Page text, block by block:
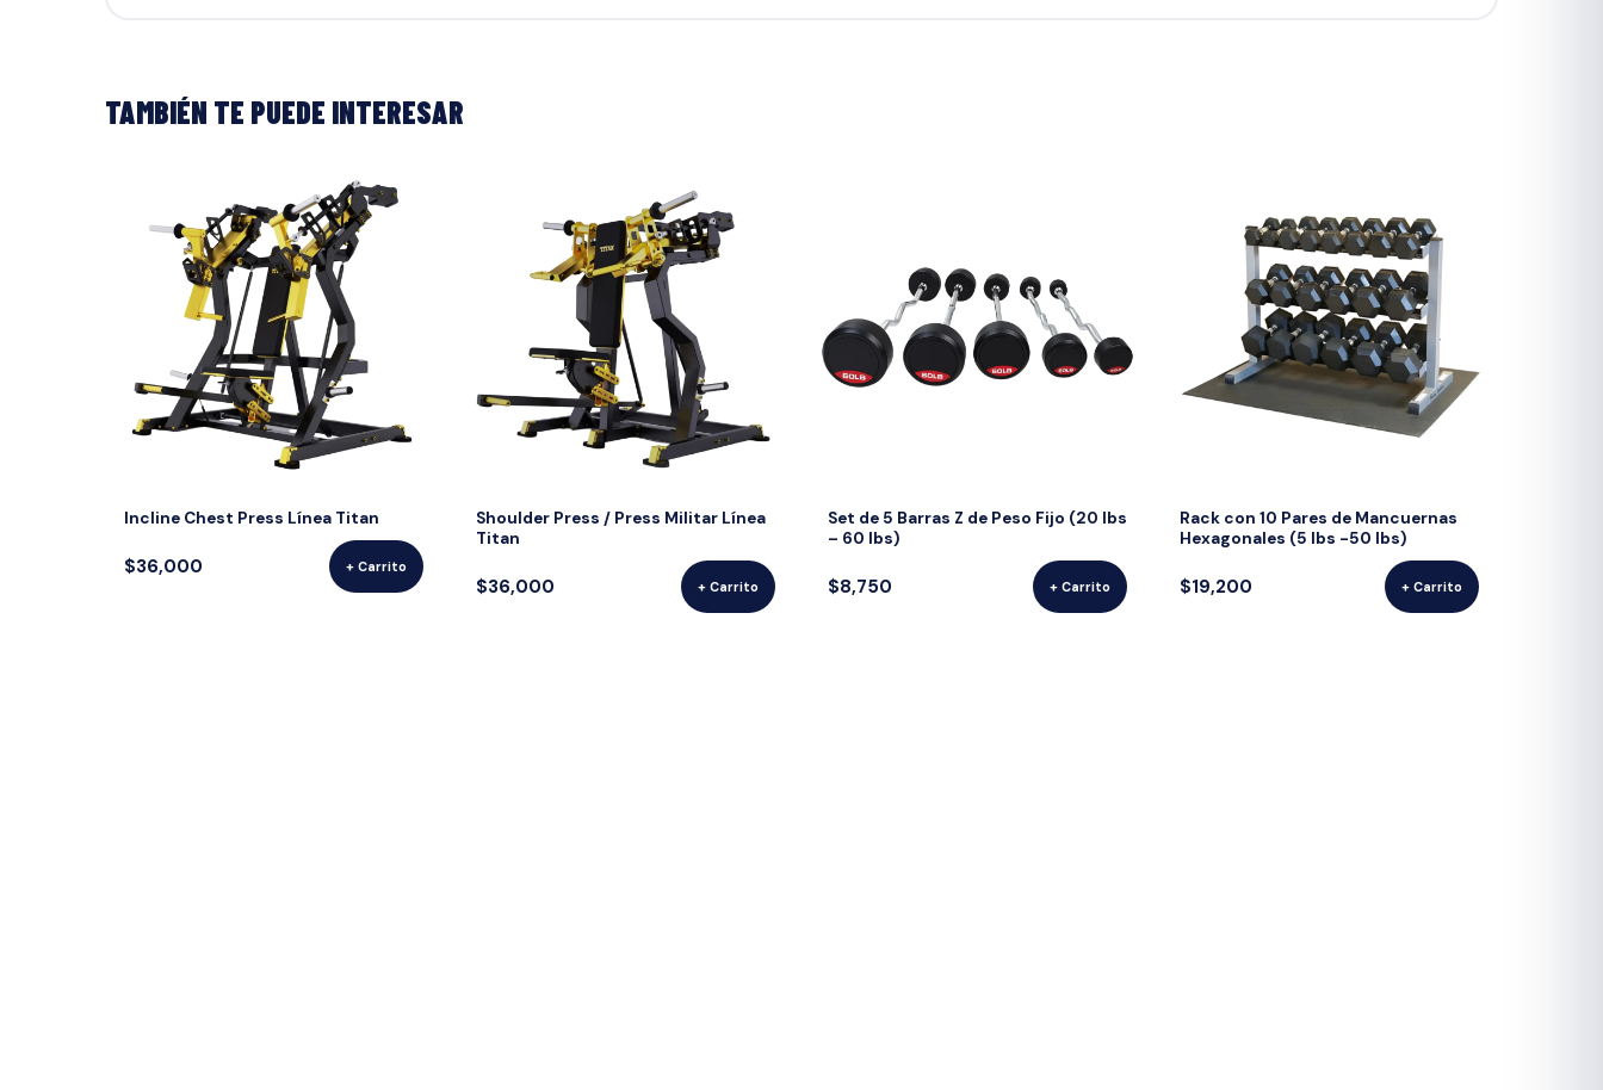
TAMBIÉN TE PUEDE INTERESAR
Incline Chest Press Línea Titan
$36,000 + Carrito
Shoulder Press / Press Militar Línea
Titan
$36,000 + Carrito
Set de 5 Barras Z de Peso Fijo (20 lbs
– 60 lbs)
$8,750 + Carrito
Rack con 10 Pares de Mancuernas
Hexagonales (5 lbs -50 lbs)
$19,200 + Carrito